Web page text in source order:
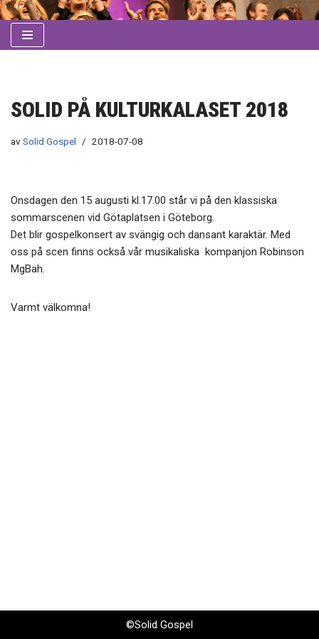
Hoppa
SOLID PÅ KULTURKALASET 2018
avSolid Gospel 2018-07-08
Onsdagen den 15 augusti kl.17.00 står vi på den klassiska
sommarscenen vid Götaplatsen i Göteborg.
Det blir gospelkonsert av svängig och dansant karaktär. Med
oss på scen finns också vår musikaliska kompanjon Robinson
MgBah.
Varmt välkomna!
©Solid Gospel